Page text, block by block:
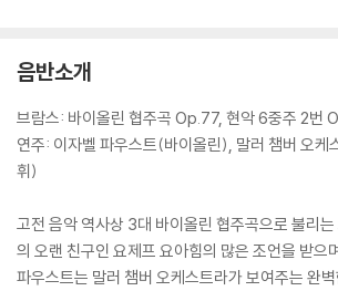
음반소개
브람스: 바이올린 협주곡 Op.77, 현악 6중주 2번
연주: 이자벨 파우스트(바이올린), 말러 챔버 오케
휘)
고전 음악 역사상 3대 바이올린 협주곡으로 불리
의 오랜 친구인 요제프 요아힘의 많은 조언을 받으
파우스트는 말러 챔버 오케스트라가 보여주는 완